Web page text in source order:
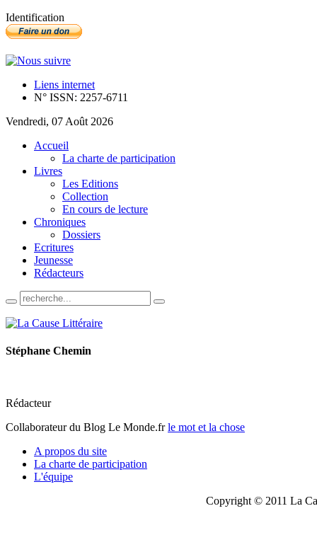
Identification
Liens internet
N° ISSN: 2257-6711
Vendredi, 07 Août 2026
Accueil
La charte de participation
Livres
Les Editions
Collection
En cours de lecture
Chroniques
Dossiers
Ecritures
Jeunesse
Rédacteurs
Stéphane Chemin
Rédacteur
Collaborateur du Blog Le Monde.frle mot et la chose
A propos du site
La charte de participation
L'équipe
Copyright © 2011 La